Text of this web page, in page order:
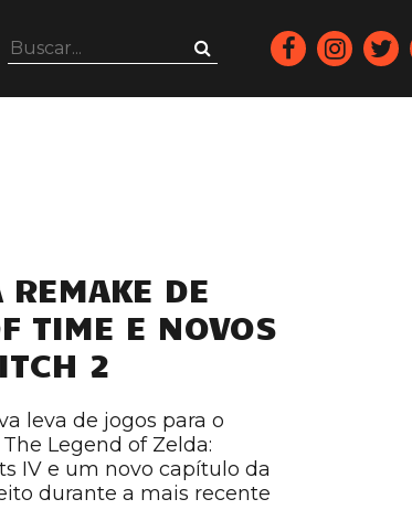
DE
TIME E NOVOS
2
leva de jogos para o
Legend of Zelda:
IV e um novo capítulo da
durante a mais recente